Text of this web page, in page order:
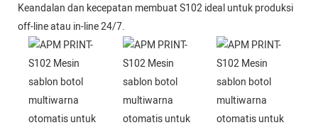
Keandalan dan kecepatan membuat S102 ideal untuk produksi
off-line atau in-line 24/7.